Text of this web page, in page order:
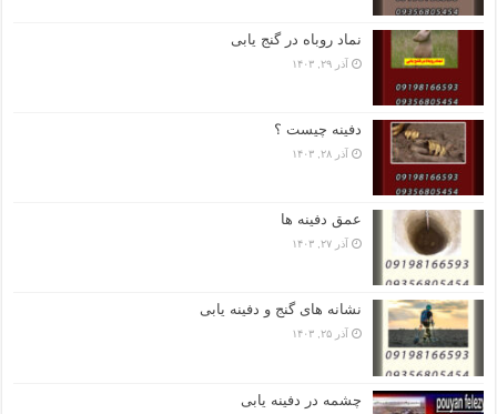
نماد روباه در گنج یابی
آذر ۲۹, ۱۴۰۳
دفینه چیست ؟
آذر ۲۸, ۱۴۰۳
عمق دفینه ها
آذر ۲۷, ۱۴۰۳
نشانه های گنج و دفینه یابی
آذر ۲۵, ۱۴۰۳
چشمه در دفینه یابی